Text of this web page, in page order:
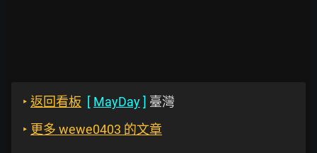
‣ 返回看板 [ MayDay] 臺灣
‣ 更多 wewe0403 的文章